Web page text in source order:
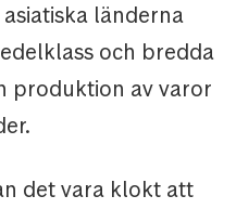
länderna
och bredda
produktion av varor
det vara klokt att